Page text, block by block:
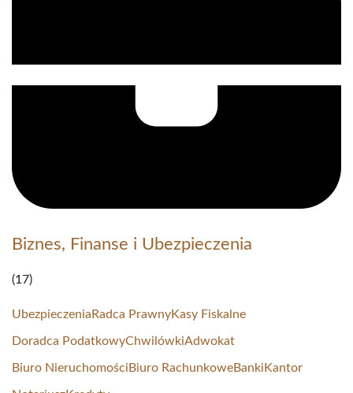
Biznes, Finanse i Ubezpieczenia
(17)
Ubezpieczenia Radca PrawnyKasy Fiskalne
Doradca PodatkowyChwilówkiAdwokat
Biuro Nieruchomości Biuro RachunkoweBanki Kantor